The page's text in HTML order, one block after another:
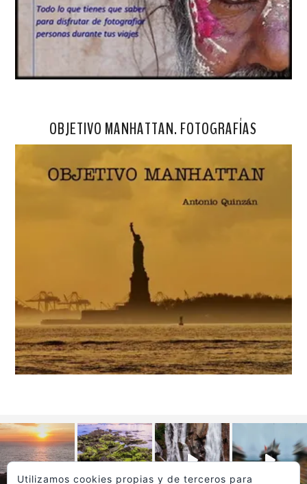
OBJETIVO MANHATTAN. FOTOGRAFÍAS
Utilizamos cookies propias y de terceros para